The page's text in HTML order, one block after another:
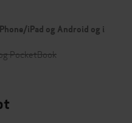
iPad og Android og i
PocketBook